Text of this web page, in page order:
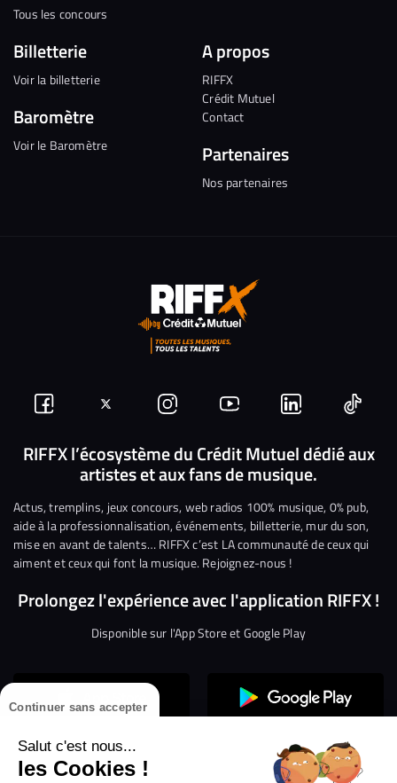
Continuer sans accepter
Salut c'est nous...
les Cookies !
Tous les concours
Billetterie
Voir la billetterie
Baromètre
Voir le Baromètre
A propos
RIFFX
Crédit Mutuel
Contact
Partenaires
Nos partenaires
Suivez-
nous
Facebook
Suivez-
nous
sur
Twitter
Nous
rejoindre
sur
Instagram
Nous
rejoindre
sur
YouTube
Nous
rejoindre
sur
Linkedin
Nous
RIFFX l’écosystème du Crédit Mutuel dédié aux
artistes et aux fans de musique.
Actus, tremplins, jeux concours, web radios 100% musique, 0% pub,
aide à la professionnalisation, événements, billetterie, mur du son,
mise en avant de talents… RIFFX c’est LA communauté de ceux qui
aiment et ceux qui font la musique. Rejoignez-nous !
Prolongez l'expérience avec l'application RIFFX !
Disponible sur l'App Store et Google Play